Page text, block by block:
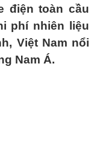
điện toàn cầu
phí nhiên liệu
Việt Nam nổi
Nam Á.